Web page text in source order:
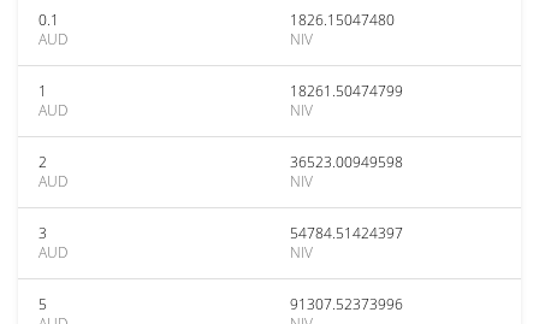
0.1
AUD
1826.15047480
NIV
1
AUD
18261.50474799
NIV
2
AUD
36523.00949598
NIV
3
AUD
54784.51424397
NIV
5
91307.52373996